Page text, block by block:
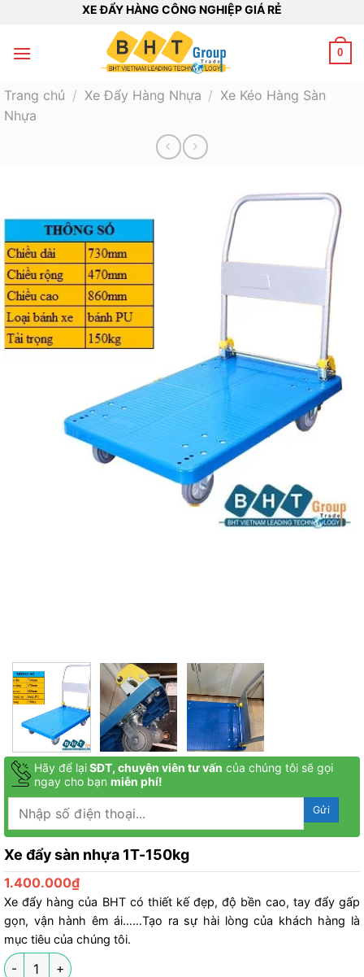
nội
XE ĐẨY HÀNG CÔNG NGHIỆP GIÁ RẺ
0
Trang chủ / Xe Đẩy Hàng Nhựa / Xe Kéo Hàng Sàn
Nhựa
Hãy để lạiSĐT, chuyên viên tư vấn của chúng tôi sẽ gọi
ngay cho bạn miễn phí!
Xe đẩy sàn nhựa 1T-150kg
1.400.000₫
Xe đẩy hàng của BHT có thiết kế đẹp, độ bền cao, tay đẩy gấp
gọn, vận hành êm ái……Tạo ra sự hài lòng của khách hàng là
mục tiêu của chúng tôi.
Xe đẩy sàn nhựa 1T-150kg số lượng